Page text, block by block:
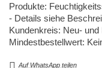
Produkte:
- Details siehe
Kundenkreis: Neu-
Mindestbestellwert:
Auf WhatsApp teilen